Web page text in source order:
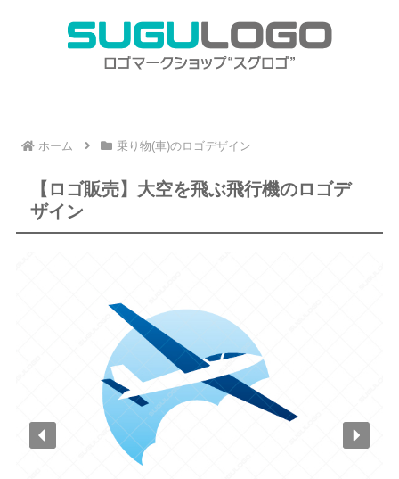
ホーム 乗り物(車)のロゴデザイン
【ロゴ販売】大空を飛ぶ飛行機のロゴデ
ザイン